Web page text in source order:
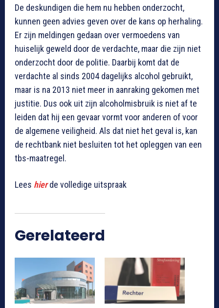
De deskundigen die hem nu hebben onderzocht,
kunnen geen advies geven over de kans op herhaling.
Er zijn meldingen gedaan over vermoedens van
huiselijk geweld door de verdachte, maar die zijn niet
onderzocht door de politie. Daarbij komt dat de
verdachte al sinds 2004 dagelijks alcohol gebruikt,
maar is na 2013 niet meer in aanraking gekomen met
justitie. Dus ook uit zijn alcoholmisbruik is niet af te
leiden dat hij een gevaar vormt voor anderen of voor
de algemene veiligheid. Als dat niet het geval is, kan
de rechtbank niet besluiten tot het opleggen van een
tbs-maatregel.
Lees hierde volledige uitspraak
Gerelateerd